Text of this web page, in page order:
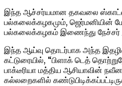
இந்த ஆச்சர்யமான தகவலை
பல்கலைக்கழகமும், ஜெர்மனியின்
பல்கலைக்கழகம் இணைந்து நேச்சர்
இந்த ஆய்வு தொடர்பாக அந்த இதழில்
கட்டுரையில், “பிளாக் டெத்
பாக்டீரியா மத்திய ஆசியாவின்
கல்லறைகளில்